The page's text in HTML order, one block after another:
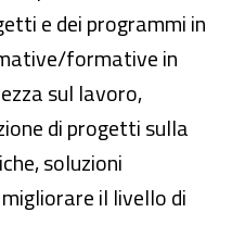
e dei programmi in
formative in
sul lavoro,
di progetti sulla
soluzioni
il livello di